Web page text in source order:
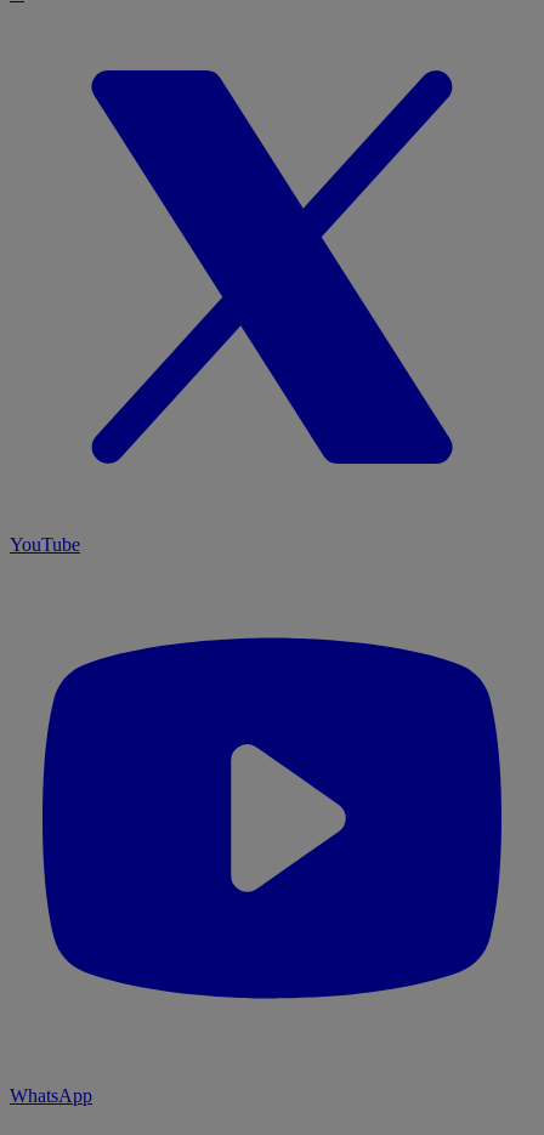
YouTube
WhatsApp